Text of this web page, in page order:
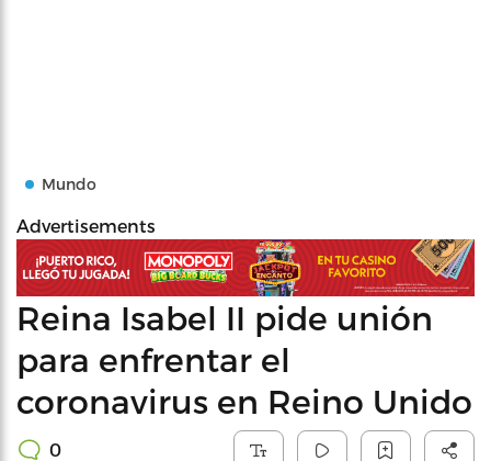
Mundo
Advertisements
Reina Isabel II pide unión
para enfrentar el
coronavirus en Reino Unido
0